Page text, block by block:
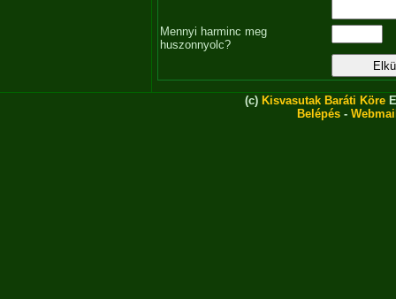
Mennyi harminc meg
huszonnyolc?
(c) Kisvasutak Baráti Köre
Belépés -